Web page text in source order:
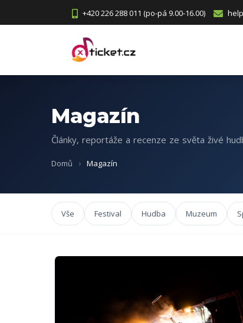
+420 226 288 011 (po-pá 9.00-16.00)
Magazín
Články, reportáže a recenze ze světa živé
Domů Magazín
Vše Festival Hudba Muzeum